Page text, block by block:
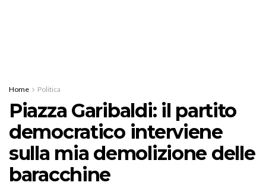
Home Politica
Piazza Garibaldi: il partito
democratico interviene
sulla mia demolizione delle
baracchine